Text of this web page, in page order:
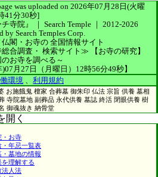
was uploaded on 2026年07月28日(火曜
41分30秒]
チ寺院』 ｜ Search Temple ｜ 2012-2026
by Search Temples Corp.
仏閣・お寺の 全国情報サイト
合調査・ 検索サイト≫
【お寺の研究】
のお寺を調べる～
月27日（月曜日）12時56分49秒】
環境 、 利用規約
お施餓鬼 檀家 合葬墓 御朱印 仏法 宗旨 供養 墓相
寺院墓地 副葬品 永代供養 墓誌 終活 閉眼供養 樹
御魂抜き 納骨堂
開く
・お寺
・年忌一覧表
・墓地の情報
を理解する
法人法